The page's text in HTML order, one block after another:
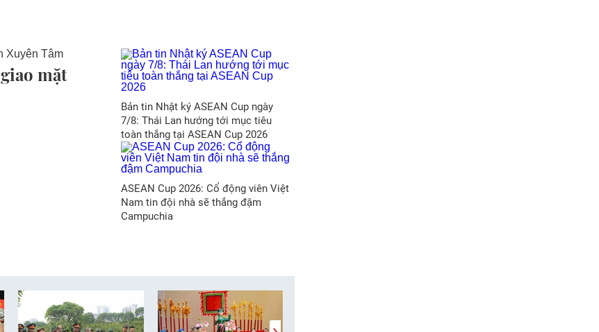
mặt
Bản tin Nhật ký ASEAN Cup ngày
7/8: Thái Lan hướng tới mục tiêu
toàn thắng tại ASEAN Cup 2026
ASEAN Cup 2026: Cổ động viên Việt
Nam tin đội nhà sẽ thắng đậm
Campuchia